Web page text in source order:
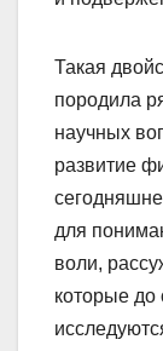
Такая
породила
научных
развитие
для
воли,
которые до